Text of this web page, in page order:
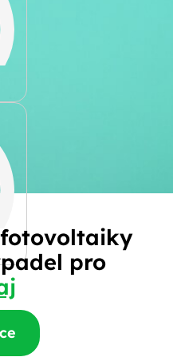
fotovoltaiky
pro